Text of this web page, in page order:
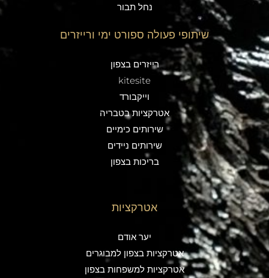
נחל תבור
שיתופי פעולה ספורט ימי ורייזרים
רייזרים בצפון
kitesite
וייקבורד
אטרקציות בטבריה
שירותים כימיים
שירותים ניידים
בריכות בצפון
אטרקציות
יער אודם
אטרקציות בצפון למבוגרים
אטרקציות למשפחות בצפון